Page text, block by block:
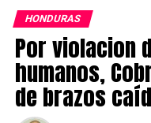
HONDURAS
Por violacion
humanos,
de brazos